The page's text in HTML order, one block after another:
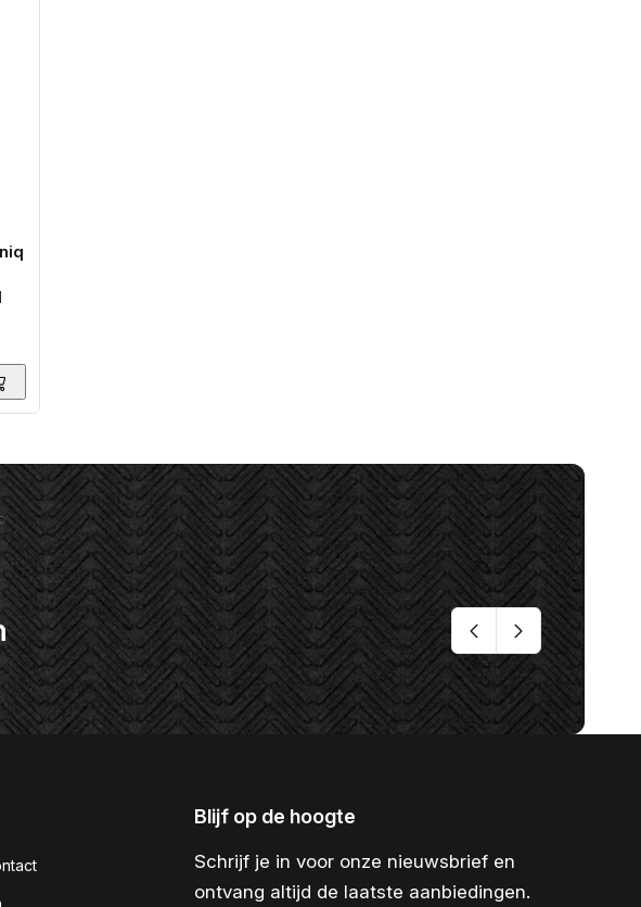
Blijf op de hoogte
Schrijf je in voor onze nieuwsbrief en
ontvang altijd de laatste aanbiedingen.